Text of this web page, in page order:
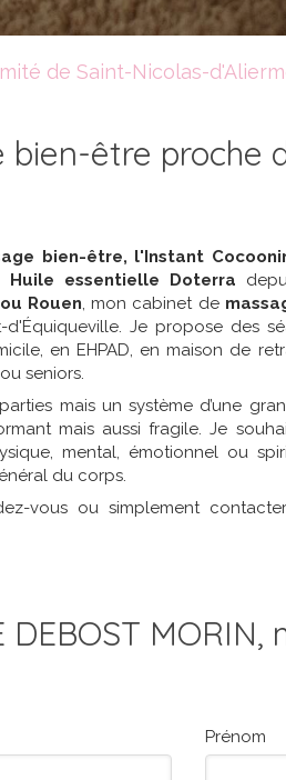
de Saint-Nicolas-
bien-être proche
bien-être, l'Instant
Huile essentielle Doterra
Rouen, mon cabinet de
d'Équiqueville. Je propose des
en EHPAD, en maison de
seniors.
mais un système d’une
mais aussi fragile. Je
mental, émotionnel ou
du corps.
vous ou simplement
MORIN,
Prénom